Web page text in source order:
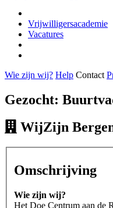
Vrijwilligersacademie
Vacatures
Wie zijn wij? Help Contact
Gezocht:
WijZijn
Omschrijving
Wie zijn wij?
Het Doe Centrum aan de